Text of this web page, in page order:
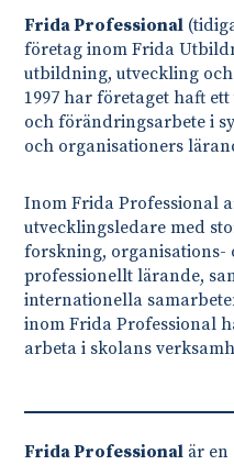
Frida Professional
företag inom Frida
utbildning, utveckling
1997 har företaget haft
och förändringsarbete i
och organisationers
Inom Frida Professional
utvecklingsledare med
forskning, organisations-
professionellt lärande,
internationella
inom Frida Professional
arbeta i skolans
Frida Professional är